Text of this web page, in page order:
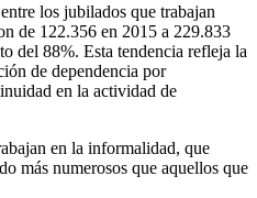
los jubilados que trabajan
de 122.356 en 2015 a 229.833
del 88%. Esta tendencia refleja la
de dependencia por
en la actividad de
en la informalidad, que
más numerosos que aquellos que